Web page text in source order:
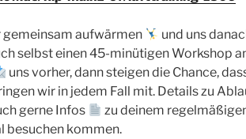
gemeinsam aufwärmen
und uns
selbst einen 45-minütigen Workshop
uns vorher, dann steigen die Chance,
wir in jedem Fall mit. Details zu
gerne Infos
zu deinem
besuchen kommen.